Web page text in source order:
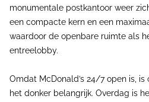
monumentale postkantoor weer
een compacte kern en een
waardoor de openbare ruimte als
entreelobby.
Omdat McDonald’s 24/7 open is,
het donker belangrijk. Overdag is